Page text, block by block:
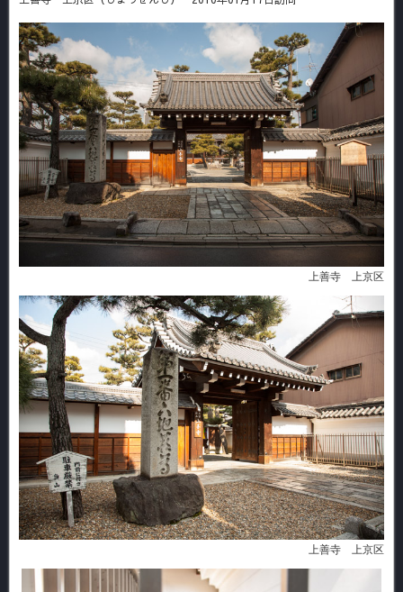
上善寺 上京区
上善寺 上京区